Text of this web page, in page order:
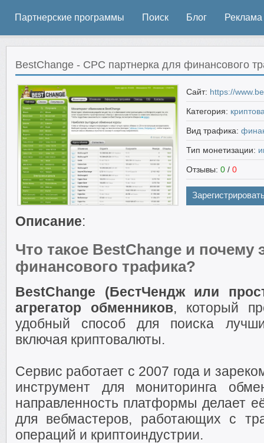
Партнерские программы Поиск Блог Реклама
BestChange - CPC партнерка для финансового
Сайт: https://
Категория:
Вид трафика:
Тип монетизации:
Отзывы: 0 / 0
Описание:
Что такое BestChange и почему
финансового трафика?
BestChange (БестЧендж или
агрегатор обменников, который
удобный способ для поиска
включая криптовалюты.
Сервис работает с 2007 года и
инструмент для мониторинга
направленность платформы делает
для вебмастеров, работающих с
операций и криптоиндустрии.